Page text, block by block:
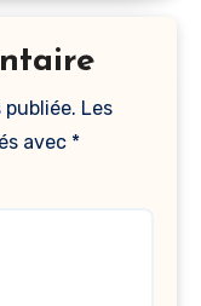
publiée. Les
avec *